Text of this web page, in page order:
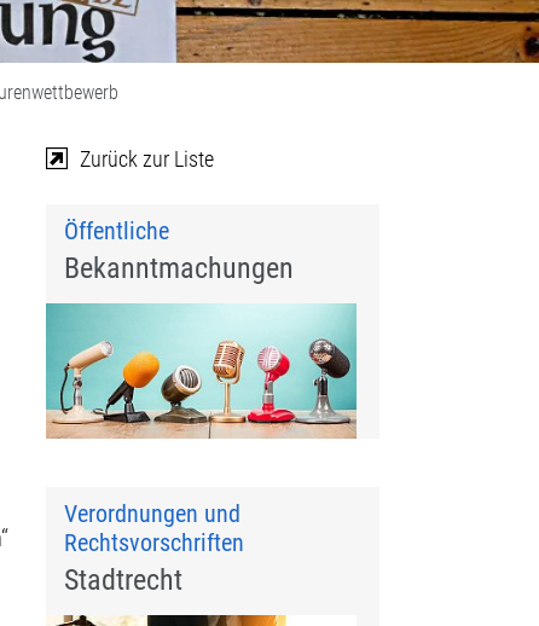
Zurück zur Liste
Öffentliche
Bekanntmachungen
Verordnungen und
Rechtsvorschriften
Stadtrecht